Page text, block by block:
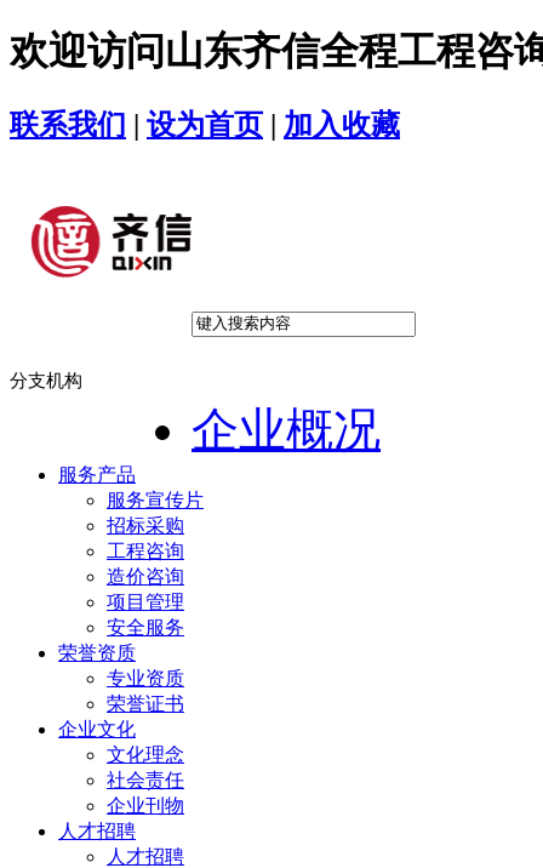
欢迎访问山东齐信全程工程咨
联系我们 | 设为首页 | 加入收藏
分支机构
企业概况
服务产品
服务宣传片
招标采购
工程咨询
造价咨询
项目管理
安全服务
荣誉资质
专业资质
荣誉证书
企业文化
文化理念
社会责任
企业刊物
人才招聘
人才招聘